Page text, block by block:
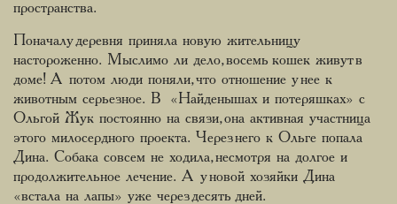
пространства.
Поначалу деревня приняла новую жительницу
настороженно. Мыслимо ли дело, восемь кошек живут в
доме! А потом люди поняли, что отношение у нее к
животным серьезное. В «Найденышах и потеряшках» с
Ольгой Жук постоянно на связи, она активная участница
этого милосердного проекта. Через него к Ольге попала
Дина. Собака совсем не ходила, несмотря на долгое и
продолжительное лечение. А у новой хозяйки Дина
«встала на лапы» уже через десять дней.